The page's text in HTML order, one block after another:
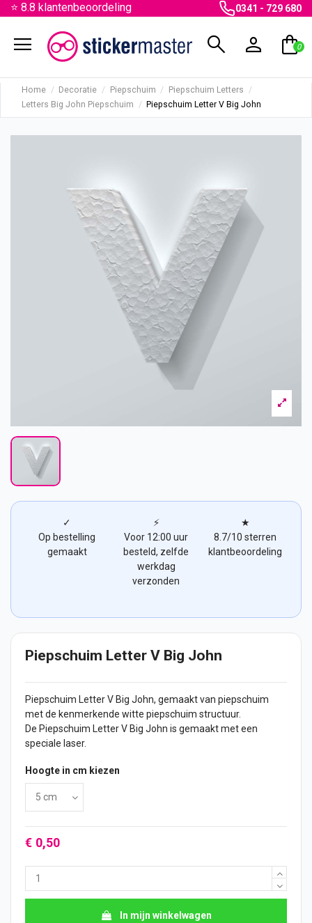
⭐ 8.8 klantenbeoordeling 0341 - 729 680
menu search person shopping_bag
0
Home Decoratie Piepschuim
Piepschuim Letters
Letters Big John Piepschuim
Piepschuim Letter V Big John
✓
Op bestelling
gemaakt
⚡
Voor 12:00 uur
besteld, zelfde
werkdag
verzonden
★
8.7/10 sterren
klantbeoordeling
Piepschuim Letter V Big John
Piepschuim Letter V Big John, gemaakt van piepschuim
met de kenmerkende witte piepschuim structuur.
De Piepschuim Letter V Big John is gemaakt met een
speciale laser.
Hoogte in cm kiezen
€ 0,50
In mijn winkelwagen